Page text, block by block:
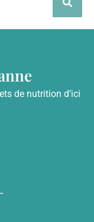
de nutrition d’ici